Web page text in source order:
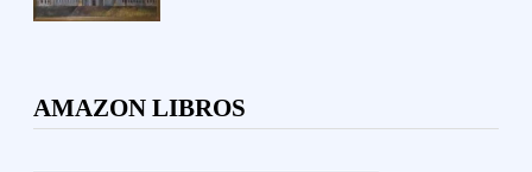
AMAZON LIBROS